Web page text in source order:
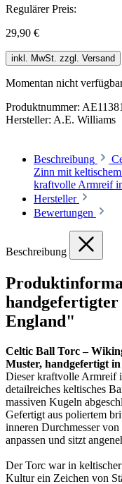
Regulärer Preis:
29,90 €
inkl. MwSt. zzgl. Versand
Momentan nicht
Produktnummer: AE11381
Hersteller: A.E. Williams
Beschreibung
Zinn mit
kraftvolle Armreif
Hersteller
Bewertungen
Beschreibung
England"
Celtic Ball Torc –
Muster, handgefertigt
Dieser kraftvolle Armreif
detailreiches keltisches
massiven Kugeln
Gefertigt aus poliertem
inneren Durchmesser
anpassen und sitzt
Der Torc war in
Kultur ein Zeichen von